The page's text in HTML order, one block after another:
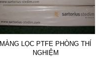
MÀNG LỌC PTFE PHÒNG THÍ
NGHIỆM